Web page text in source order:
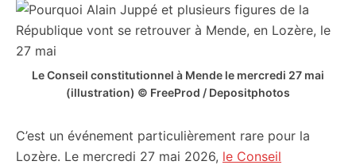
Le Conseil constitutionnel à Mende le mercredi 27 mai
(illustration) © FreeProd / Depositphotos
C’est un événement particulièrement rare pour la
Lozère. Le mercredi 27 mai 2026, le Conseil